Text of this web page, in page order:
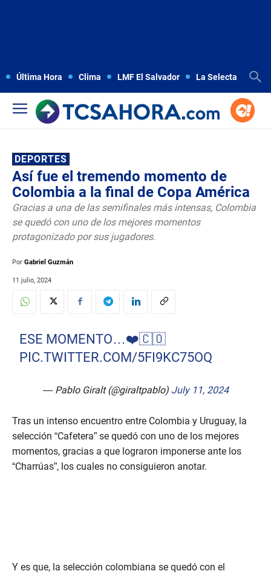
Última Hora Clima LMF El Salvador La Selecta
DEPORTES
Así fue el tremendo momento de
Colombia a la final de Copa América
Gracias a una de las semifinales más intensas, Colombia
se quedó con uno de los mejores momentos
protagonizado por sus jugadores.
Por Gabriel Guzmán
11 julio, 2024
ESE MOMENTO…❤️🇨🇴
PIC.TWITTER.COM/5FI9KC75OQ
— Pablo Giralt (@giraltpablo) July 11, 2024
Tras un intenso encuentro entre Colombia y Uruguay, la
selección “Cafetera” se quedó con uno de los mejores
momentos, gracias a que lograron imponerse ante los
“Charrúas”, los cuales no consiguieron anotar.
Y es que, la selección colombiana se quedó con el